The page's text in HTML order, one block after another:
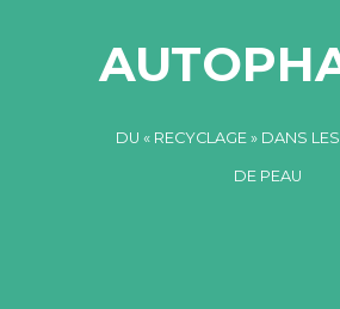
DU « RECYCLAGE » DANS
DE PEAU